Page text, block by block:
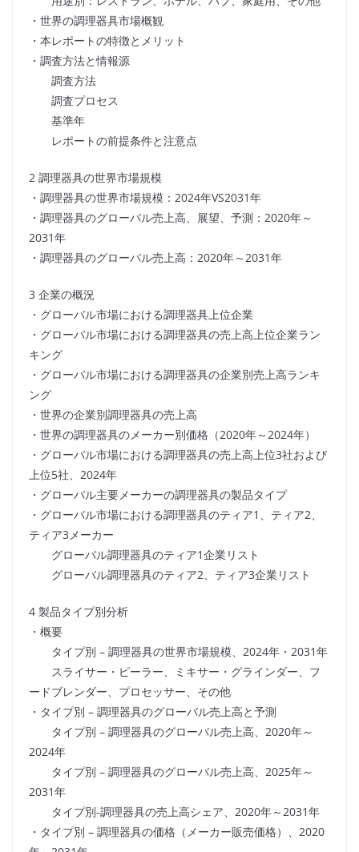
・世界の調理器具市場概観
・本レポートの特徴とメリット
・調査方法と情報源
調査方法
調査プロセス
基準年
レポートの前提条件と注意点
2 調理器具の世界市場規模
・調理器具の世界市場規模：2024年VS2031年
・調理器具のグローバル売上高、展望、予測：2020年～
2031年
・調理器具のグローバル売上高：2020年～2031年
3 企業の概況
・グローバル市場における調理器具上位企業
・グローバル市場における調理器具の売上高上位企業ラン
キング
・グローバル市場における調理器具の企業別売上高ランキ
ング
・世界の企業別調理器具の売上高
・世界の調理器具のメーカー別価格（2020年～2024年）
・グローバル市場における調理器具の売上高上位3社および
上位5社、2024年
・グローバル主要メーカーの調理器具の製品タイプ
・グローバル市場における調理器具のティア1、ティア2、
ティア3メーカー
グローバル調理器具のティア1企業リスト
グローバル調理器具のティア2、ティア3企業リスト
4 製品タイプ別分析
・概要
タイプ別 – 調理器具の世界市場規模、2024年・2031年
スライサー・ピーラー、ミキサー・グラインダー、フ
ードブレンダー、プロセッサー、その他
・タイプ別 – 調理器具のグローバル売上高と予測
タイプ別 – 調理器具のグローバル売上高、2020年～
2024年
タイプ別 – 調理器具のグローバル売上高、2025年～
2031年
タイプ別-調理器具の売上高シェア、2020年～2031年
・タイプ別 – 調理器具の価格（メーカー販売価格）、2020